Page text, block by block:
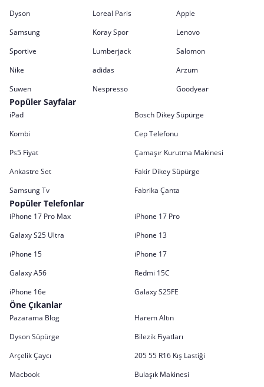
Dyson
Loreal Paris
Apple
Samsung
Koray Spor
Lenovo
Sportive
Lumberjack
Salomon
Nike
adidas
Arzum
Suwen
Nespresso Goodyear
Popüler Sayfalar
iPad
Bosch Dikey Süpürge
Kombi
Cep Telefonu
Ps5 Fiyat
Çamaşır Kurutma Makinesi
Ankastre Set
Fakir Dikey Süpürge
Samsung Tv
Fabrika Çanta
Popüler Telefonlar
iPhone 17 Pro Max
iPhone 17 Pro
Galaxy S25 Ultra
iPhone 13
iPhone 15
iPhone 17
Galaxy A56
Redmi 15C
iPhone 16e
Galaxy S25FE
Öne Çıkanlar
Pazarama Blog
Harem Altın
Dyson Süpürge
Bilezik Fiyatları
Arçelik Çaycı
205 55 R16 Kış Lastiği
Macbook
Bulaşık Makinesi